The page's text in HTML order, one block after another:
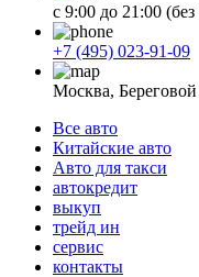
с 9:00 до 21:00
+7 (495) 023-91-09
Москва, Береговой
Все авто
Китайские авто
Авто для такси
автокредит
выкуп
трейд ин
сервис
контакты